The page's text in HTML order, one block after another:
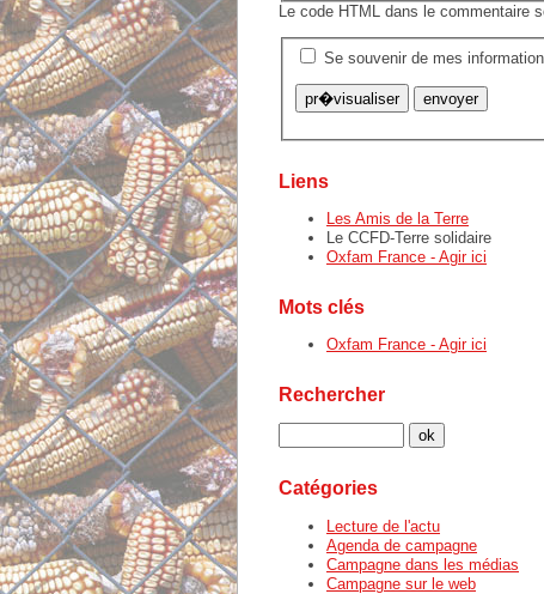
Le code HTML dans le
Se souvenir de mes
Liens
Les Amis de la Terre
Le CCFD-Terre solidaire
Oxfam France - Agir ici
Mots clés
Oxfam France - Agir ici
Rechercher
Catégories
Lecture de l'actu
Agenda de campagne
Campagne dans les médias
Campagne sur le web